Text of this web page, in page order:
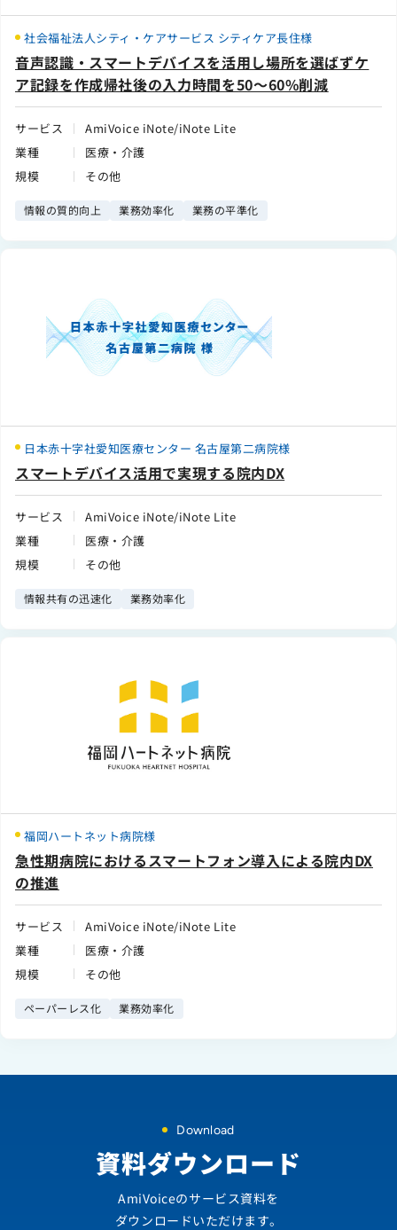
社会福祉法人シティ・ケアサービス シティケア長住様
音声認識・スマートデバイスを活用し場所を選ばずケ
ア記録を作成帰社後の入力時間を50～60%削減
サービス
AmiVoice iNote/iNote Lite
業種
医療・介護
規模
その他
情報の質的向上 業務効率化 業務の平準化
日本赤十字社愛知医療センター 名古屋第二病院様
スマートデバイス活用で実現する院内DX
サービス
AmiVoice iNote/iNote Lite
業種
医療・介護
規模
その他
情報共有の迅速化 業務効率化
福岡ハートネット病院様
急性期病院におけるスマートフォン導入による院内DX
の推進
サービス
AmiVoice iNote/iNote Lite
業種
医療・介護
規模
その他
ペーパーレス化 業務効率化
Download
資料ダウンロード
AmiVoiceのサービス資料を
ダウンロードいただけます。